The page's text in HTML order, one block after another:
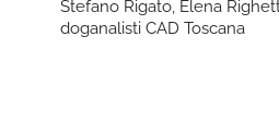
Stefano Rigato, Elena
doganalisti CAD Toscana